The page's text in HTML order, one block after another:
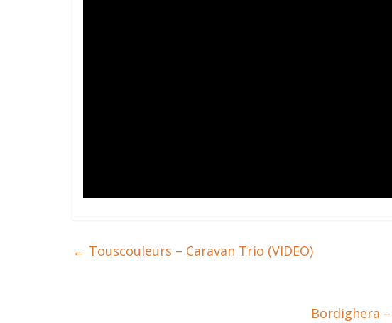
← Touscouleurs – Caravan Trio (VIDEO)
Bordighera